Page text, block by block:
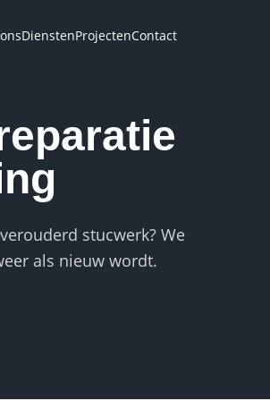
DienstenProjectenContact
stucwerk? We
als nieuw wordt.